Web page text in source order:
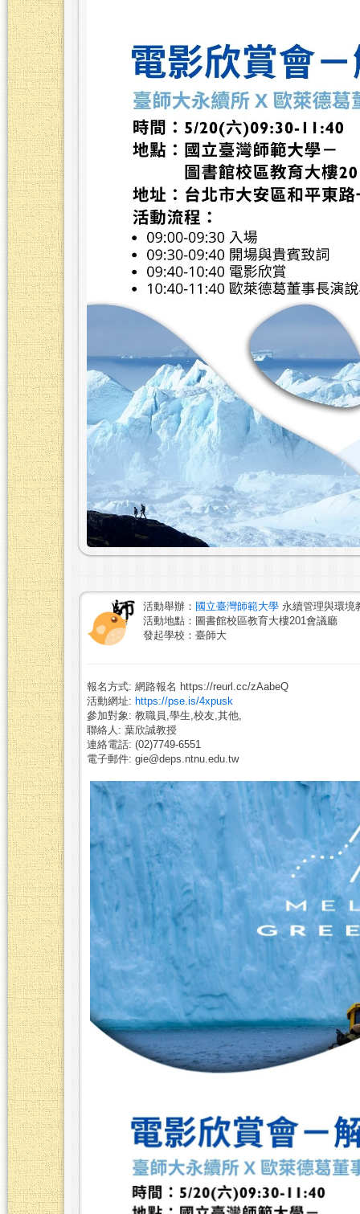
活動舉辦： 國立臺灣師範大學 永續管理與環境
活動地點：圖書館校區教育大樓201會議廳
發起學校：臺師大
報名方式: 網路報名 https://reurl.cc/zAabeQ
活動網址: https://pse.is/4xpusk
參加對象: 教職員,學生,校友,其他,
聯絡人: 葉欣誠教授
連絡電話: (02)7749-6551
電子郵件: gie@deps.ntnu.edu.tw